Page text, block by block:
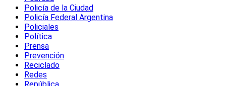
Policía de la Ciudad
Policía Federal Argentina
Policiales
Política
Prensa
Prevención
Reciclado
Redes